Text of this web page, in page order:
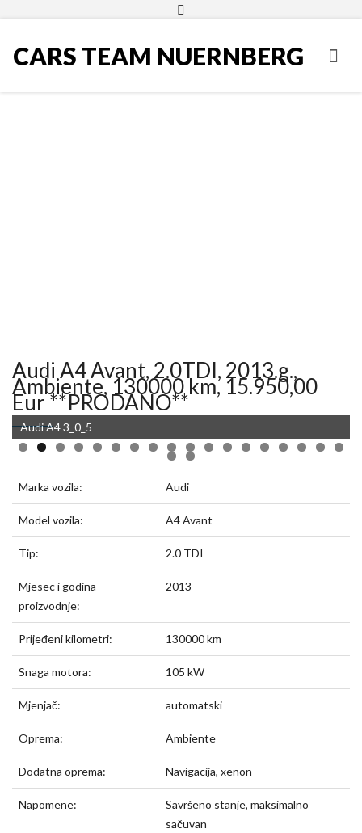
CARS TEAM NUERNBERG
Audi A4 Avant, 2.0TDI, 2013.g.,
Ambiente, 130000 km, 15.950,00
Eur **PRODANO**
Audi A4 3_0_5
Marka vozila: Audi
Model vozila: A4 Avant
Tip: 2.0 TDI
Mjesec i godina
proizvodnje:
2013
Prijeđeni kilometri: 130000 km
Snaga motora: 105 kW
Mjenjač: automatski
Oprema: Ambiente
Dodatna oprema: Navigacija, xenon
Napomene:
Savršeno stanje, maksimalno
sačuvan